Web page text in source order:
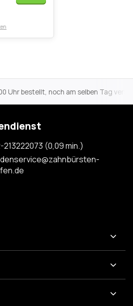
Uhr bestellt, noch am selben Tag
213222073 (0,09 min.)